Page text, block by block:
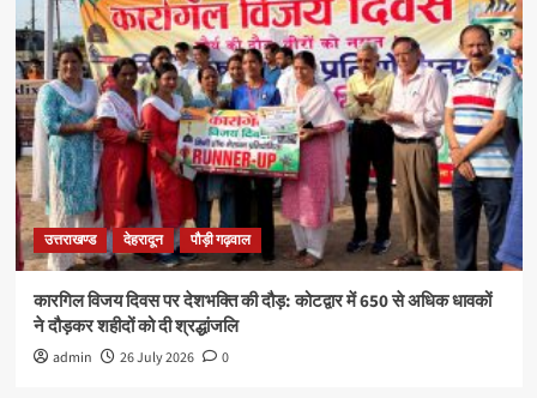
उत्तराखण्ड देहरादून पौड़ी गढ़वाल
कारगिल विजय दिवस पर देशभक्ति की दौड़: कोटद्वार में 650 से अधिक धावकों
ने दौड़कर शहीदों को दी श्रद्धांजलि
admin 26 July 2026 0